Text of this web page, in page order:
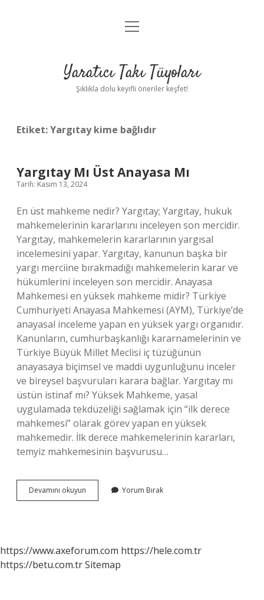
Anasayfa
Yasal Uyarı
menüyü
Yaratıcı Takı Tüyoları
Şıklıkla dolu keyifli öneriler keşfet!
Etiket:Yargıtay kime bağlıdır
Yargıtay Mı Üst Anayasa Mı
Tarih: Kasım 13, 2024
En üst mahkeme nedir? Yargıtay; Yargıtay, hukuk
mahkemelerinin kararlarını inceleyen son mercidir.
Yargıtay, mahkemelerin kararlarının yargısal
incelemesini yapar. Yargıtay, kanunun başka bir
yargı merciine bırakmadığı mahkemelerin karar ve
hükümlerini inceleyen son mercidir. Anayasa
Mahkemesi en yüksek mahkeme midir? Türkiye
Cumhuriyeti Anayasa Mahkemesi (AYM), Türkiye’de
anayasal inceleme yapan en yüksek yargı organıdır.
Kanunların, cumhurbaşkanlığı kararnamelerinin ve
Türkiye Büyük Millet Meclisi iç tüzüğünün
anayasaya biçimsel ve maddi uygunluğunu inceler
ve bireysel başvuruları karara bağlar. Yargıtay mı
üstün istinaf mı? Yüksek Mahkeme, yasal
uygulamada tekdüzeliği sağlamak için “ilk derece
mahkemesi” olarak görev yapan en yüksek
mahkemedir. İlk derece mahkemelerinin kararları,
temyiz mahkemesinin başvurusu…
Devamını okuyun Yargıtay
Mı
Yorum Bırak
https://www.axeforum.com https://hele.com.tr
https://betu.com.trSitemap